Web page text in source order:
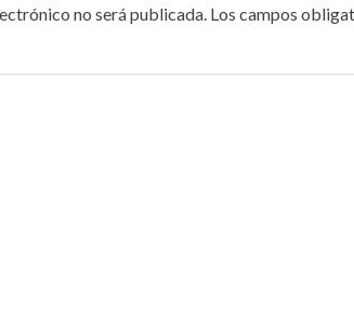
no será publicada. Los campos